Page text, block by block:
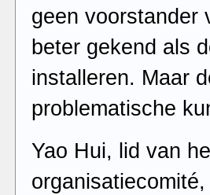
geen voorstander
beter gekend als
installeren. Maar
problematische
Yao Hui, lid van